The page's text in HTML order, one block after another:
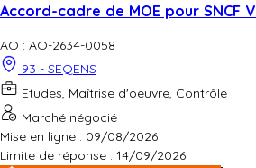
Accord-cadre de MOE pour SNCF
AO : AO-2634-0058
93 - SEQENS
Etudes, Maîtrise d'oeuvre, Contrôle
Marché négocié
Mise en ligne : 09/08/2026
Limite de réponse : 14/09/2026